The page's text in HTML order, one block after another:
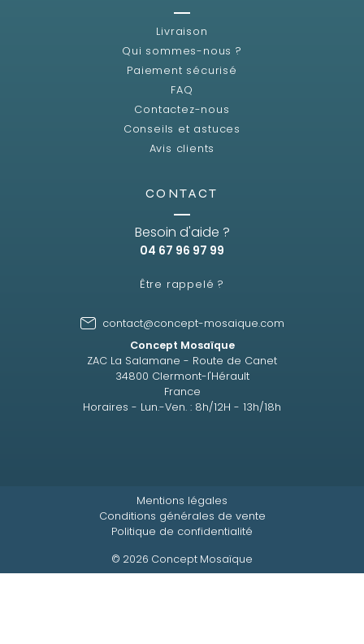
Livraison
Qui sommes-nous ?
Paiement sécurisé
FAQ
Contactez-nous
Conseils et astuces
Avis clients
CONTACT
Besoin d'aide ?
04 67 96 97 99
Être rappelé ?
contact@concept-mosaique.com
Concept Mosaïque
ZAC La Salamane - Route de Canet
34800 Clermont-l'Hérault
France
Horaires - Lun.-Ven. : 8h/12H - 13h/18h
© 2026 Concept Mosaïque
Mentions légales
Conditions générales de vente
Politique de confidentialité